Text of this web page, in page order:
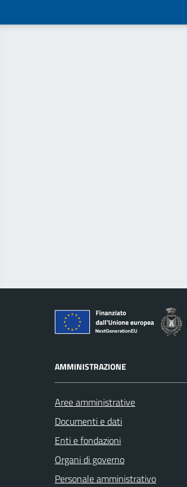
AMMINISTRAZIONE
Aree amministrative
Documenti e dati
Enti e fondazioni
Organi di governo
Personale amministrativo